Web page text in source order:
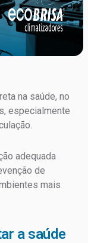
na saúde, no
especialmente
adequada
de
mais
a saúde